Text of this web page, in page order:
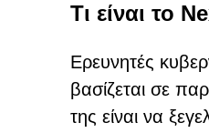
Τι είναι το
Ερευνητές
βασίζεται σε
της είναι να